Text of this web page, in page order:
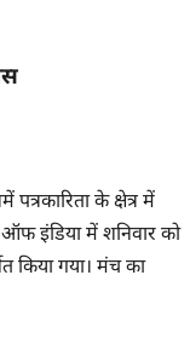
के क्षेत्र में
ऑफ इंडिया में शनिवार को
किया गया। मंच का